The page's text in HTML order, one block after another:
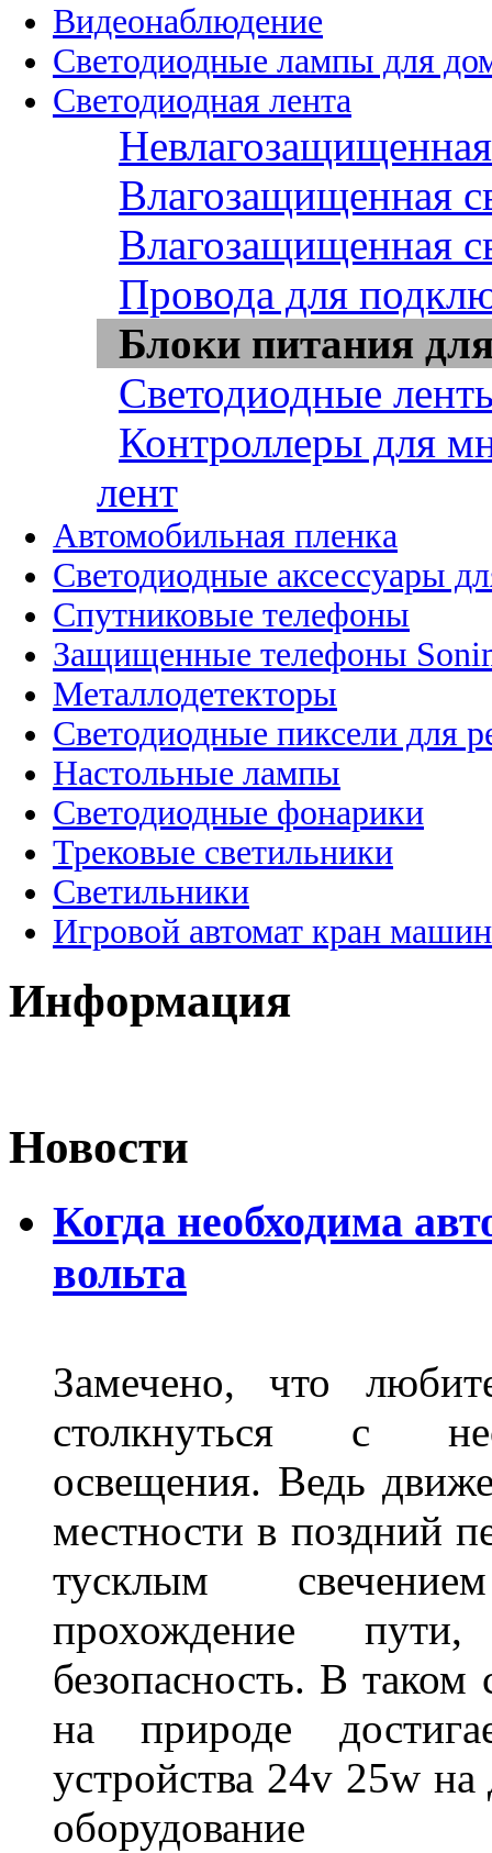
Видеонаблюдение
Светодиодные лампы для
Светодиодная лента
Влагозащищенная
Влагозащищенная
Провода для
Блоки питания
Светодиодные
Контроллеры для
лент
Автомобильная пленка
Светодиодные аксессуары
Спутниковые телефоны
Защищенные телефоны
Металлодетекторы
Светодиодные пиксели для
Настольные лампы
Светодиодные фонарики
Трековые светильники
Светильники
Игровой автомат кран
Информация
Новости
Когда необходима
вольта
Замечено, что
столкнуться с
освещения. Ведь
местности в поздний
тусклым
прохождение
безопасность. В
на природе
устройства 24v 25w
оборудование